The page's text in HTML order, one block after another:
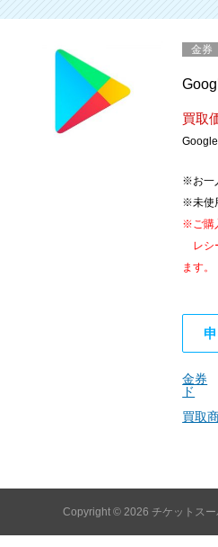
金券
買取
※お一
※未使
※ご購
レシ
ます。
金券
ド
買取
Copyright © 2026 チケットスー